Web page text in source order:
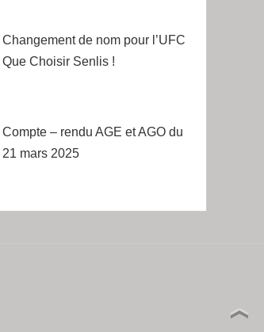
Changement de nom pour l’UFC
Que Choisir Senlis !
Compte – rendu AGE et AGO du
21 mars 2025